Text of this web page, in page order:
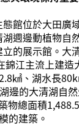
館位於大田廣
週邊動植物自
的展示館。大
錦江主流上建造
㎢、湖水長
邊的大清湖自
物總面積
的建築。